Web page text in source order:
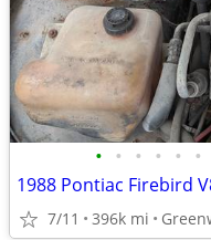
• • • • • •
1988 Pontiac Firebird
7/11 396k mi